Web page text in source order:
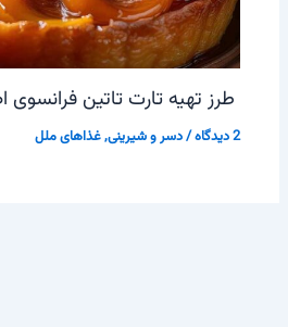
طرز تهیه تارت تاتین
2 دیدگاه /دسر و شیرینی,غذاهای ملل